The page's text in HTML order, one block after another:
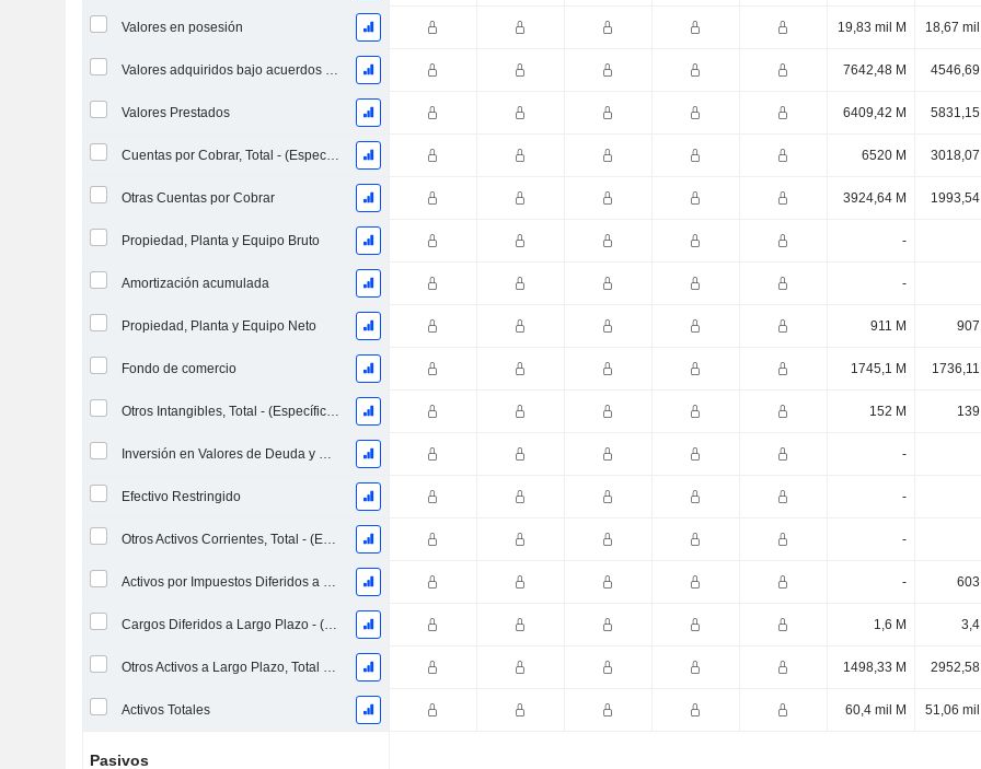
Valores en posesión 19,83 mil M 18,67 mil
Valores adquiridos bajo acuerdos de recompra 7642,48 M 4546,69
Valores Prestados 6409,42 M 5831,15
Cuentas por Cobrar, Total - (Específico del Modelo) 6520 M 3018,07
Otras Cuentas por Cobrar 3924,64 M 1993,54
Propiedad, Planta y Equipo Bruto -
Amortización acumulada -
Propiedad, Planta y Equipo Neto 911 M 907
Fondo de comercio 1745,1 M 1736,11
Otros Intangibles, Total - (Específico del Modelo) 152 M 139
Inversión en Valores de Deuda y Capital Propio -
Efectivo Restringido -
Otros Activos Corrientes, Total - (Específico del Modelo) -
Activos por Impuestos Diferidos a Largo Plazo (Recaudados) - 603
Cargos Diferidos a Largo Plazo - (Específico del Modelo) 1,6 M 3,4
Otros Activos a Largo Plazo, Total - (Específico del Modelo) 1498,33 M 2952,58
Activos Totales 60,4 mil M 51,06 mil
Pasivos